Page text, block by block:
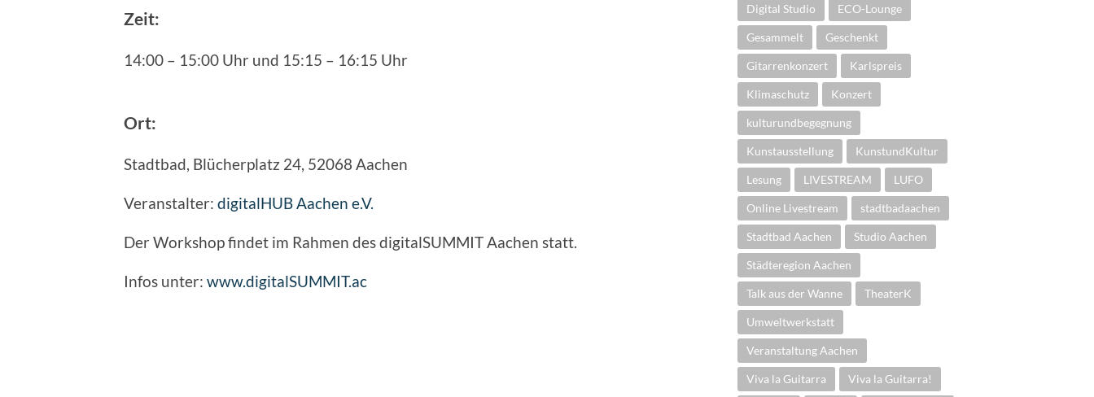
Zeit:
14:00 – 15:00 Uhr und 15:15 – 16:15 Uhr
Ort:
Stadtbad, Blücherplatz 24, 52068 Aachen
Veranstalter: digitalHUB Aachen e.V.
Der Workshop findet im Rahmen des digitalSUMMIT Aachen statt.
Infos unter: www.digitalSUMMIT.ac
Digital Studio ECO-Lounge
Gesammelt Geschenkt
Gitarrenkonzert Karlspreis
Klimaschutz Konzert
kulturundbegegnung
Kunstausstellung KunstundKultur
Lesung LIVESTREAM LUFO
Online Livestream stadtbadaachen
Stadtbad Aachen Studio Aachen
Städteregion Aachen
Talk aus der Wanne TheaterK
Umweltwerkstatt
Veranstaltung Aachen
Viva la Guitarra Viva la Guitarra!